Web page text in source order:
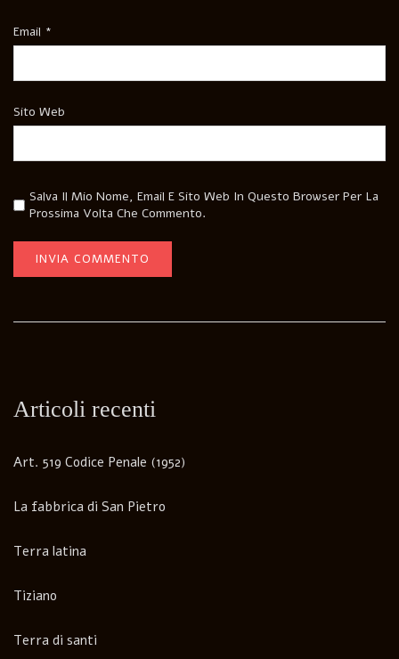
Email *
Sito Web
Salva Il Mio Nome, Email E Sito Web In Questo Browser Per La
Prossima Volta Che Commento.
Articoli recenti
Art. 519 Codice Penale (1952)
La fabbrica di San Pietro
Terra latina
Tiziano
Terra di santi